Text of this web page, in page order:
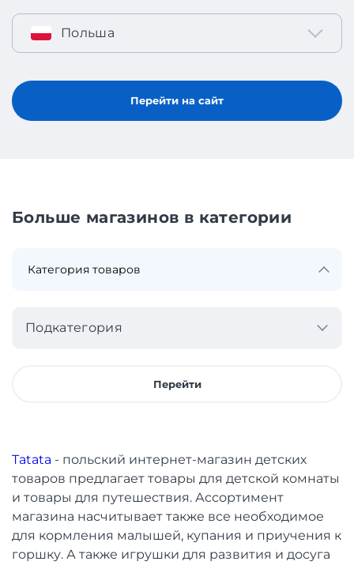
Польша
Перейти на сайт
Больше магазинов в категории
Подкатегория
Перейти
Tatata - польский интернет-магазин детских
товаров предлагает товары для детской комнаты
и товары для путешествия. Ассортимент
магазина насчитывает также все необходимое
для кормления малышей, купания и приучения к
горшку. А также игрушки для развития и досуга